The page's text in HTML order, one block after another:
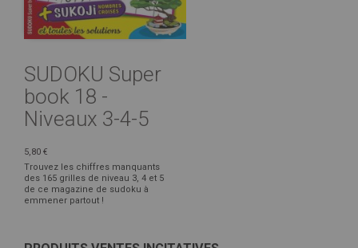
SUDOKU Super
book 18 -
Niveaux 3-4-5
5,80 €
Trouvez les chiffres manquants
des 165 grilles de niveau 3, 4 et 5
de ce magazine de sudoku à
emmener partout !